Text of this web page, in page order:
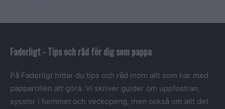
Faderligt - Tips och råd för dig som pappa
På Faderligt hittar du tips och råd inom allt som har med
papparollen att göra. Vi skriver guider om uppfostran,
sysslor i hemmet och veckopeng, men också om allt det